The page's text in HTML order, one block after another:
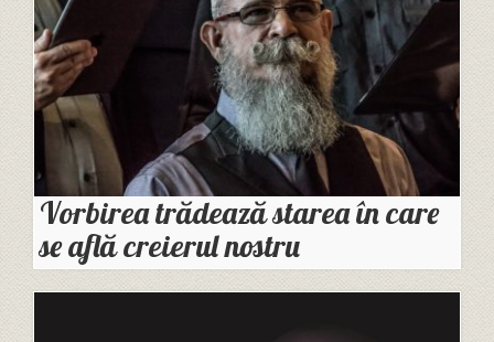
Vorbirea trădează starea în care
se află creierul nostru